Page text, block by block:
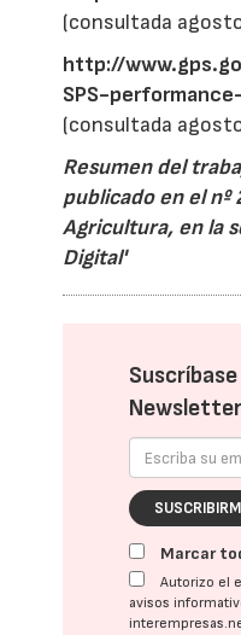
(consultada
http://
SPS-
(consultada
Resumen del
publicado en el nº
Agricultura, en la
Digital'
Marcar
Autorizo el
avisos